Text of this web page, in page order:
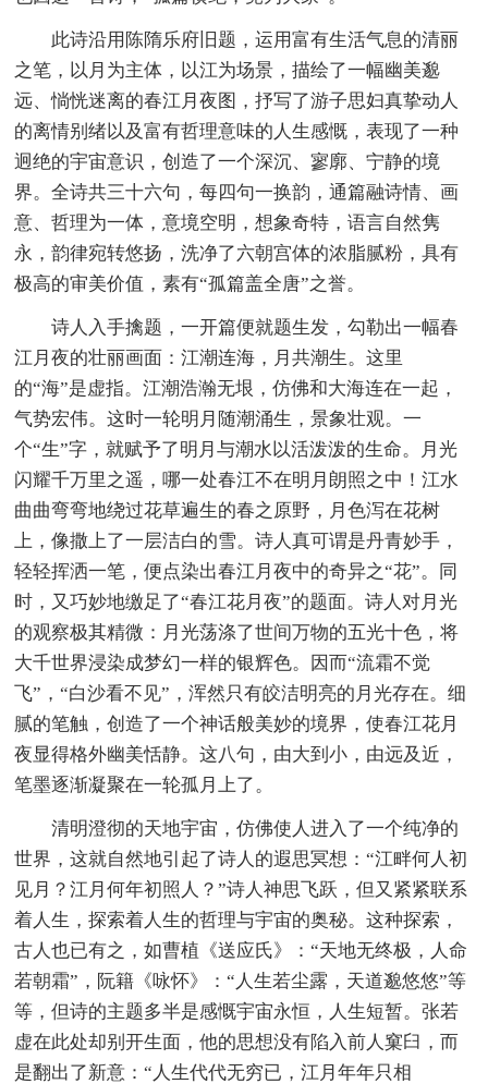
此诗沿用陈隋乐府旧题，运用富有生活气息的清丽
之笔，以月为主体，以江为场景，描绘了一幅幽美邈
远、惝恍迷离的春江月夜图，抒写了游子思妇真挚动人
的离情别绪以及富有哲理意味的人生感慨，表现了一种
迥绝的宇宙意识，创造了一个深沉、寥廓、宁静的境
界。全诗共三十六句，每四句一换韵，通篇融诗情、画
意、哲理为一体，意境空明，想象奇特，语言自然隽
永，韵律宛转悠扬，洗净了六朝宫体的浓脂腻粉，具有
极高的审美价值，素有“孤篇盖全唐”之誉。
诗人入手擒题，一开篇便就题生发，勾勒出一幅春
江月夜的壮丽画面：江潮连海，月共潮生。这里
的“海”是虚指。江潮浩瀚无垠，仿佛和大海连在一起，
气势宏伟。这时一轮明月随潮涌生，景象壮观。一
个“生”字，就赋予了明月与潮水以活泼泼的生命。月光
闪耀千万里之遥，哪一处春江不在明月朗照之中！江水
曲曲弯弯地绕过花草遍生的春之原野，月色泻在花树
上，像撒上了一层洁白的雪。诗人真可谓是丹青妙手，
轻轻挥洒一笔，便点染出春江月夜中的奇异之“花”。同
时，又巧妙地缴足了“春江花月夜”的题面。诗人对月光
的观察极其精微：月光荡涤了世间万物的五光十色，将
大千世界浸染成梦幻一样的银辉色。因而“流霜不觉
飞”，“白沙看不见”，浑然只有皎洁明亮的月光存在。细
腻的笔触，创造了一个神话般美妙的境界，使春江花月
夜显得格外幽美恬静。这八句，由大到小，由远及近，
笔墨逐渐凝聚在一轮孤月上了。
清明澄彻的天地宇宙，仿佛使人进入了一个纯净的
世界，这就自然地引起了诗人的遐思冥想：“江畔何人初
见月？江月何年初照人？”诗人神思飞跃，但又紧紧联系
着人生，探索着人生的哲理与宇宙的奥秘。这种探索，
古人也已有之，如曹植《送应氏》：“天地无终极，人命
若朝霜”，阮籍《咏怀》：“人生若尘露，天道邈悠悠”等
等，但诗的主题多半是感慨宇宙永恒，人生短暂。张若
虚在此处却别开生面，他的思想没有陷入前人窠臼，而
是翻出了新意：“人生代代无穷已，江月年年只相